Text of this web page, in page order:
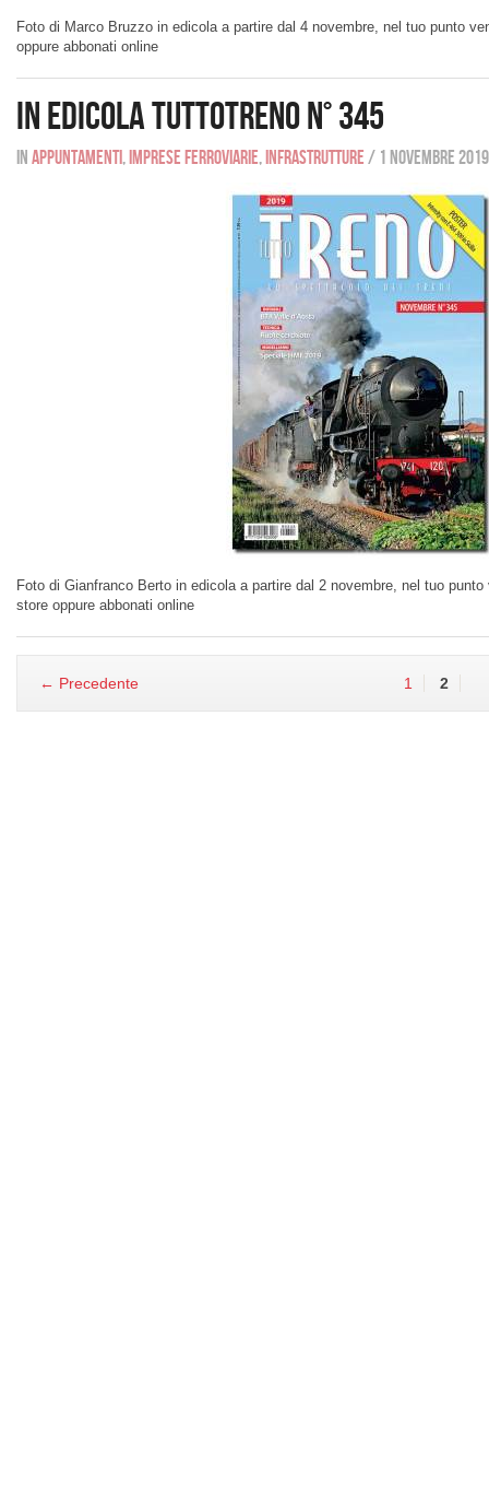
Foto di Marco Bruzzo in edicola a partire dal 4 novembre, nel tuo punto
oppure abbonati online
In edicola tuttoTRENO n° 345
In Appuntamenti, Imprese ferroviarie, Infrastrutture/ 1 novembre 2019
Foto di Gianfranco Berto in edicola a partire dal 2 novembre, nel tuo
store oppure abbonati online
← Precedente 1 2